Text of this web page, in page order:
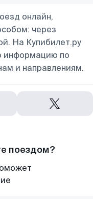
онлайн,
через
На Купибилет.ру
информацию по
и направлениям.
поездом?